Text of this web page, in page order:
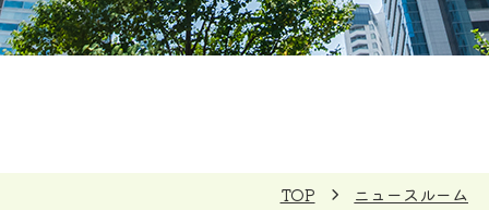
TOP
ニュースルーム